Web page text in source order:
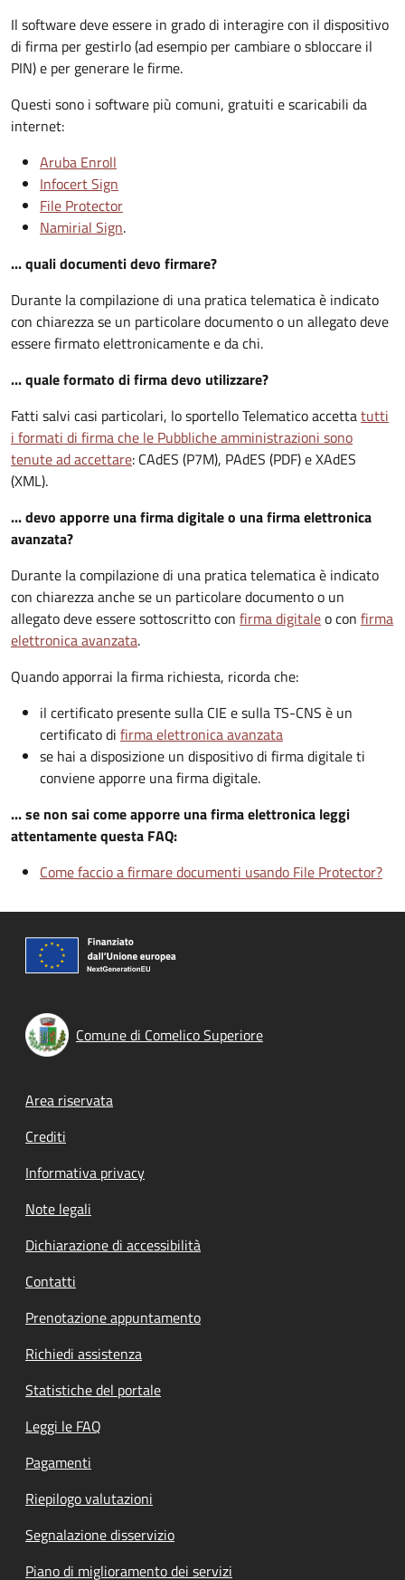
Il software deve essere in grado di interagire con il dispositivo
di firma per gestirlo (ad esempio per cambiare o sbloccare il
PIN) e per generare le firme.
Questi sono i software più comuni, gratuiti e scaricabili da
internet:
Aruba Enroll
Infocert Sign
File Protector
Namirial Sign.
... quali documenti devo firmare?
Durante la compilazione di una pratica telematica è indicato
con chiarezza se un particolare documento o un allegato deve
essere firmato elettronicamente e da chi.
... quale formato di firma devo utilizzare?
Fatti salvi casi particolari, lo sportello Telematico accettatutti
i formati di firma che le Pubbliche amministrazioni sono
tenute ad accettare: CAdES (P7M), PAdES (PDF) e XAdES
(XML).
... devo apporre una firma digitale o una firma elettronica
avanzata?
Durante la compilazione di una pratica telematica è indicato
con chiarezza anche se un particolare documento o un
allegato deve essere sottoscritto con firma digitaleo con firma
elettronica avanzata.
Quando apporrai la firma richiesta, ricorda che:
il certificato presente sulla CIE e sulla TS-CNS è un
certificato di firma elettronica avanzata
se hai a disposizione un dispositivo di firma digitale ti
conviene apporre una firma digitale.
... se non sai come apporre una firma elettronica leggi
attentamente questa FAQ:
Come faccio a firmare documenti usando File Protector?
Comune di Comelico Superiore
Footer menu
Area riservata
Crediti
Informativa privacy
Note legali
Dichiarazione di accessibilità
Contatti
Prenotazione appuntamento
Richiedi assistenza
Statistiche del portale
Leggi le FAQ
Pagamenti
Riepilogo valutazioni
Segnalazione disservizio
Piano di miglioramento dei servizi